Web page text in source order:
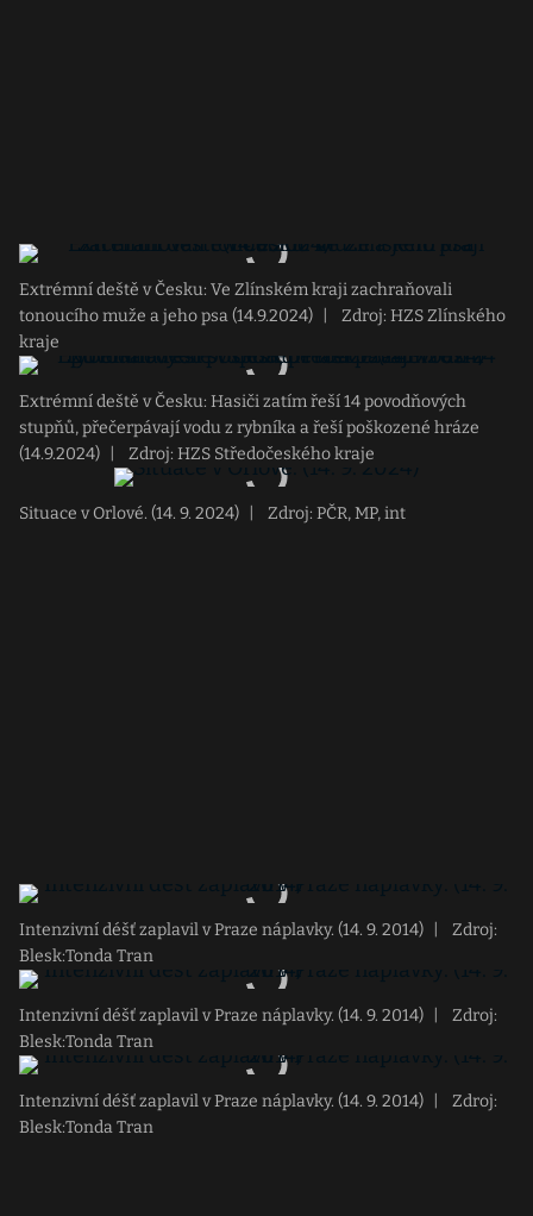
Extrémní deště v Česku: Ve Zlínském kraji zachraňovali
tonoucího muže a jeho psa (14.9.2024)
Zdroj: HZS Zlínského
kraje
Extrémní deště v Česku: Hasiči zatím řeší 14 povodňových
stupňů, přečerpávají vodu z rybníka a řeší poškozené hráze
(14.9.2024)
Zdroj: HZS Středočeského kraje
Situace v Orlové. (14. 9. 2024) Zdroj: PČR, MP, int
Intenzivní déšť zaplavil v Praze náplavky. (14. 9. 2014)
Zdroj:
Blesk:Tonda Tran
Intenzivní déšť zaplavil v Praze náplavky. (14. 9. 2014)
Zdroj:
Blesk:Tonda Tran
Intenzivní déšť zaplavil v Praze náplavky. (14. 9. 2014)
Zdroj:
Blesk:Tonda Tran